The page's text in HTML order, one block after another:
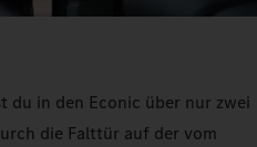
du in den Econic über nur zwei
die Falttür auf der vom